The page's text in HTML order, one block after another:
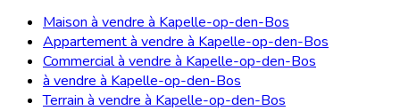
Maison à vendre à Kapelle-op-den-Bos
Appartement à vendre à Kapelle-op-den-Bos
Commercial à vendre à Kapelle-op-den-Bos
à vendre à Kapelle-op-den-Bos
Terrain à vendre à Kapelle-op-den-Bos